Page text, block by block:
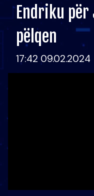
Endriku
pëlqen
17:42 09.02.2024